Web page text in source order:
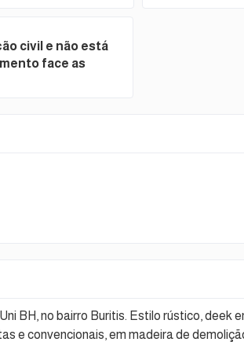
civil e não está
face as
BH, no bairro Buritis. Estilo rústico, deek
e convencionais, em madeira de